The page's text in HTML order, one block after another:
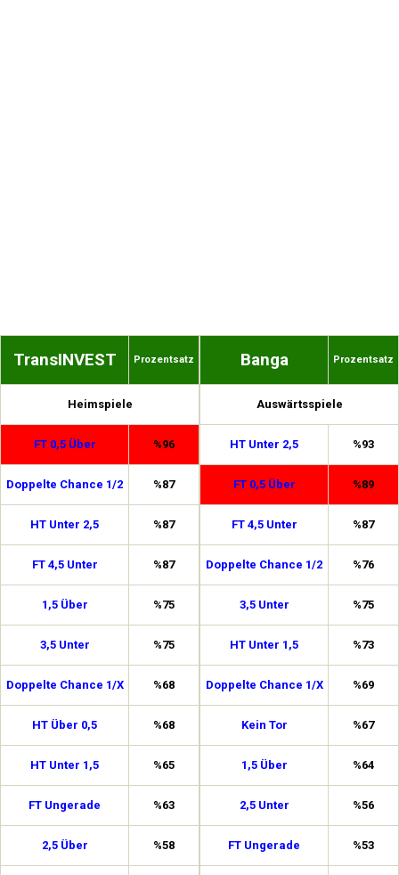
TransINVEST Prozentsatz
Heimspiele
FT 0,5 Über %96
Doppelte Chance 1/2 %87
HT Unter 2,5 %87
FT 4,5 Unter %87
1,5 Über %75
3,5 Unter %75
Doppelte Chance 1/X %68
HT Über 0,5 %68
HT Unter 1,5 %65
FT Ungerade %63
2,5 Über %58
Banga Prozentsatz
Auswärtsspiele
HT Unter 2,5 %93
FT 0,5 Über %89
FT 4,5 Unter %87
Doppelte Chance 1/2 %76
3,5 Unter %75
HT Unter 1,5 %73
Doppelte Chance 1/X %69
Kein Tor %67
1,5 Über %64
2,5 Unter %56
FT Ungerade %53